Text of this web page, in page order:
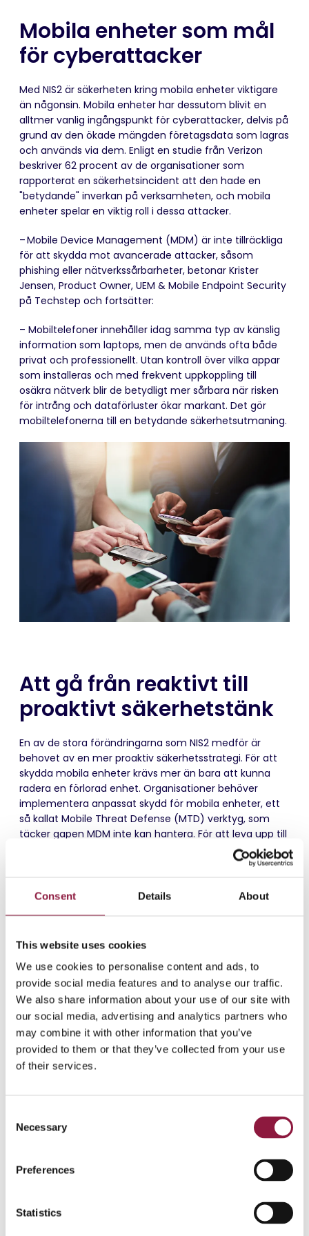
Consent Details About
This website uses cookies
We use cookies to personalise content and ads, to
provide social media features and to analyse our traffic.
We also share information about your use of our site with
our social media, advertising and analytics partners who
may combine it with other information that you’ve
provided to them or that they’ve collected from your use
of their services.
Necessary
Preferences
Statistics
Mobila enheter som mål
för cyberattacker
Med NIS2 är säkerheten kring mobila enheter viktigare
än någonsin. Mobila enheter har dessutom blivit en
alltmer vanlig ingångspunkt för cyberattacker, delvis på
grund av den ökade mängden företagsdata som lagras
och används via dem. Enligt en studie från Verizon
beskriver 62 procent av de organisationer som
rapporterat en säkerhetsincident att den hade en
"betydande" inverkan på verksamheten, och mobila
enheter spelar en viktig roll i dessa attacker.
– Mobile Device Management (MDM) är inte tillräckliga
för att skydda mot avancerade attacker, såsom
phishing eller nätverkssårbarheter, betonar Krister
Jensen, Product Owner, UEM & Mobile Endpoint Security
på Techstep och fortsätter:
– Mobiltelefoner innehåller idag samma typ av känslig
information som laptops, men de används ofta både
privat och professionellt. Utan kontroll över vilka appar
som installeras och med frekvent uppkoppling till
osäkra nätverk blir de betydligt mer sårbara när risken
för intrång och dataförluster ökar markant. Det gör
mobiltelefonerna till en betydande säkerhetsutmaning.
Att gå från reaktivt till
proaktivt säkerhetstänk
En av de stora förändringarna som NIS2 medför är
behovet av en mer proaktiv säkerhetsstrategi. För att
skydda mobila enheter krävs mer än bara att kunna
radera en förlorad enhet. Organisationer behöver
implementera anpassat skydd för mobila enheter, ett
så kallat Mobile Threat Defense (MTD) verktyg, som
täcker gapen MDM inte kan hantera. För att leva upp till
NIS2:s krav avseende nätverkskopplade enheter måste
företag skaffa sig förmågan att förhindra, detektera,
och kunna upptäcka cyberattacker i realtid. Det
processer på plats för att snabbt kunna agera vid en
attack, betonar Pontus.
Läs mer: Skydda företagets mobiltelefoner och
surfplattor mot säkerhetshot
Det kan hända om
Företag som inte följer NIS2 riskerar inte bara böter på
upp till 10 miljoner euro eller 2 procent av omsättningen,
utan även omfattande skador på sitt varumärke och
förtroende hos kunderna. Dessutom kan viktig